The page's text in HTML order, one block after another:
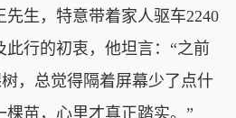
生，特意带着家人驱车2240
行的初衷，他坦言：“之前
，总觉得隔着屏幕少了点什
苗，心里才真正踏实。”